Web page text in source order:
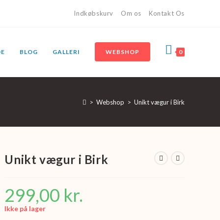
Indkøbskurv Om os Kontakt Os
BLOG GALLERI WEBSHOP 0
> Webshop > Unikt vægur i Birk
Unikt vægur i Birk
299,00 kr.
Ikke på lager